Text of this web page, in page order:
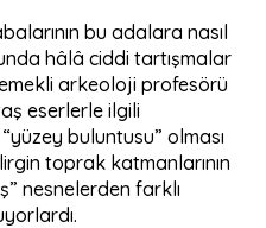
bu adalara nasıl
hâlâ ciddi tartışmalar
arkeoloji profesörü
eserlerle ilgili
buluntusu” olması
toprak katmanlarının
nesnelerden farklı